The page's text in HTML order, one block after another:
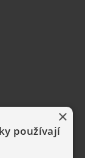
×
používají